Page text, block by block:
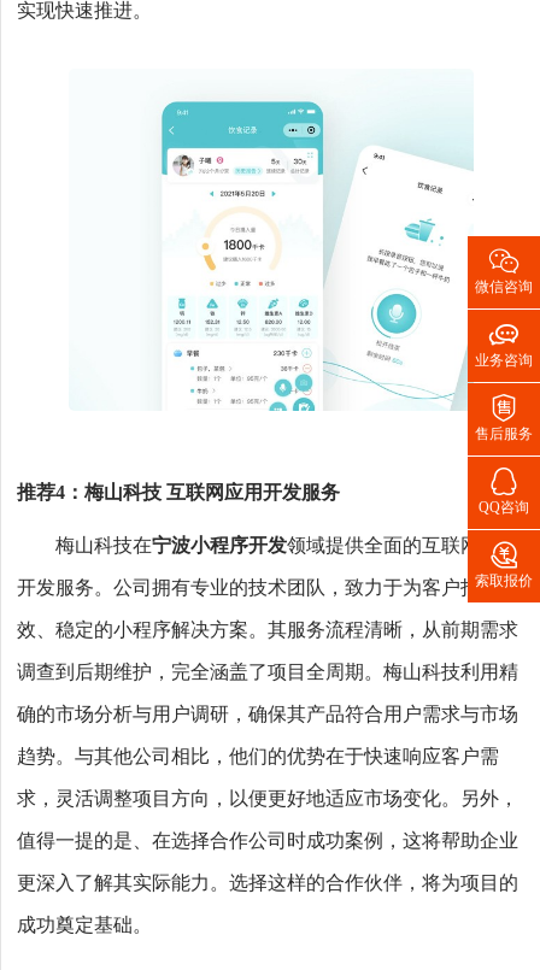
实现快速推进。
推荐4：梅山科技 互联网应用开发服务
梅山科技在宁波小程序开发领域提供全面的互联网应用
开发服务。公司拥有专业的技术团队，致力于为客户打造高
效、稳定的小程序解决方案。其服务流程清晰，从前期需求
调查到后期维护，完全涵盖了项目全周期。梅山科技利用精
确的市场分析与用户调研，确保其产品符合用户需求与市场
趋势。与其他公司相比，他们的优势在于快速响应客户需
求，灵活调整项目方向，以便更好地适应市场变化。另外，
值得一提的是、在选择合作公司时成功案例，这将帮助企业
更深入了解其实际能力。选择这样的合作伙伴，将为项目的
成功奠定基础。

微信咨询

业务咨询

售后服务

QQ咨询

索取报价